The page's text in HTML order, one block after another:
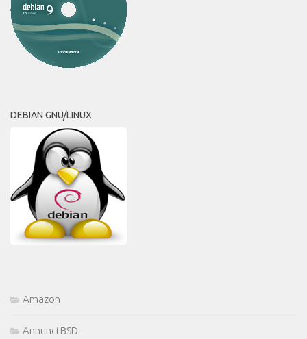
DEBIAN GNU/LINUX
Amazon
Annunci BSD